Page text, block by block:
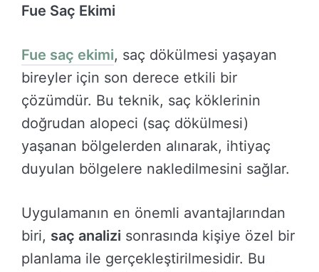
Fue Saç Ekimi
Fue saç ekimi, saç dökülmesi yaşayan
bireyler için son derece etkili bir
çözümdür. Bu teknik, saç köklerinin
doğrudan alopeci (saç dökülmesi)
yaşanan bölgelerden alınarak, ihtiyaç
duyulan bölgelere nakledilmesini sağlar.
Uygulamanın en önemli avantajlarından
biri, saç analizi sonrasında kişiye özel bir
planlama ile gerçekleştirilmesidir. Bu